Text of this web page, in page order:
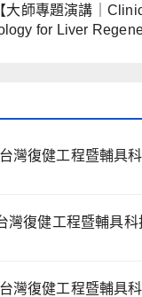
大師專題演講｜
for Liver
台灣復健工程暨輔具
灣復健工程暨輔具科
台灣復健工程暨輔具